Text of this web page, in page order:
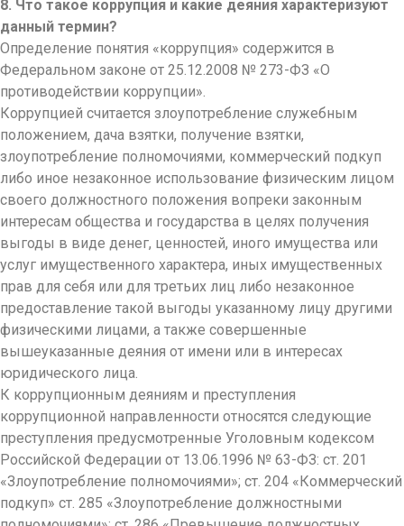
8. Что такое коррупция и какие деяния характеризуют
данный термин?
Определение понятия «коррупция» содержится в
Федеральном законе от 25.12.2008 № 273-ФЗ «О
противодействии коррупции».
Коррупцией считается злоупотребление служебным
положением, дача взятки, получение взятки,
злоупотребление полномочиями, коммерческий подкуп
либо иное незаконное использование физическим лицом
своего должностного положения вопреки законным
интересам общества и государства в целях получения
выгоды в виде денег, ценностей, иного имущества или
услуг имущественного характера, иных имущественных
прав для себя или для третьих лиц либо незаконное
предоставление такой выгоды указанному лицу другими
физическими лицами, а также совершенные
вышеуказанные деяния от имени или в интересах
юридического лица.
К коррупционным деяниям и преступления
коррупционной направленности относятся следующие
преступления предусмотренные Уголовным кодексом
Российской Федерации от 13.06.1996 № 63-ФЗ: ст. 201
«Злоупотребление полномочиями»; ст. 204 «Коммерческий
подкуп» ст. 285 «Злоупотребление должностными